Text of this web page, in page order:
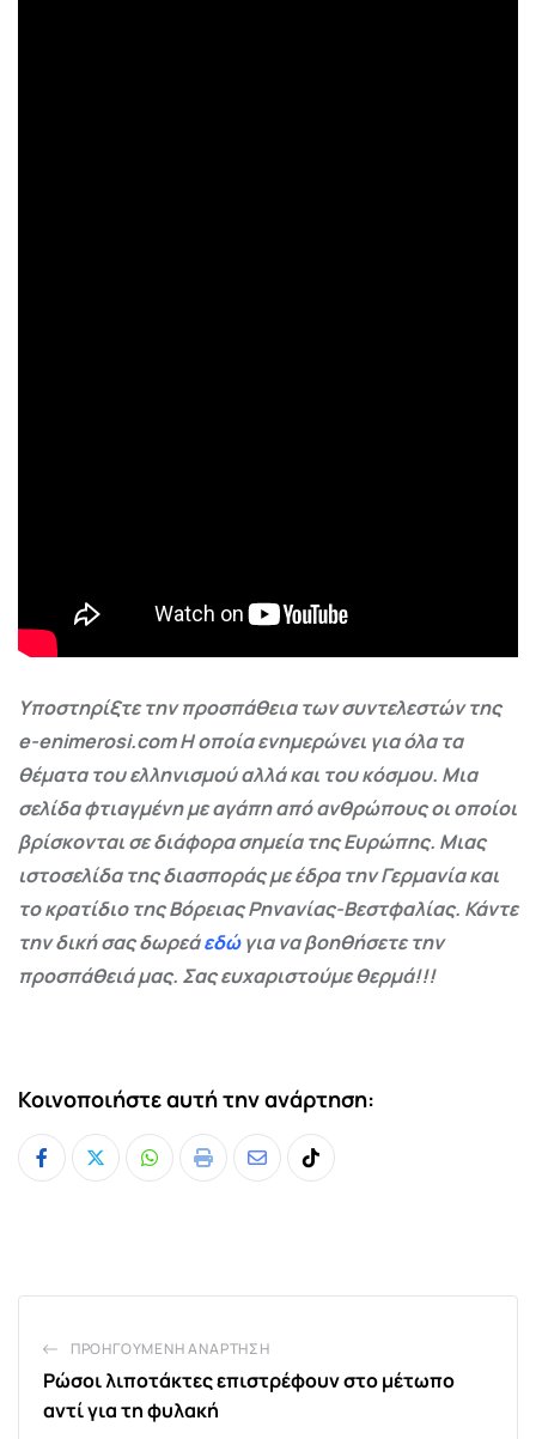
Υποστηρίξτε την προσπάθεια των συντελεστών της
e-enimerosi.com Η οποία ενημερώνει για όλα τα
θέματα του ελληνισμού αλλά και του κόσμου. Μια
σελίδα φτιαγμένη με αγάπη από ανθρώπους οι οποίοι
βρίσκονται σε διάφορα σημεία της Ευρώπης. Μιας
ιστοσελίδα της διασποράς με έδρα την Γερμανία και
το κρατίδιο της Βόρειας Ρηνανίας-Βεστφαλίας. Κάντε
την δική σας δωρεάεδώγια να βοηθήσετε την
προσπάθειά μας. Σας ευχαριστούμε θερμά!!!
Κοινοποιήστε αυτή την ανάρτηση:
Whatsapp
Print
ShareTiktok
ΠΡΟΗΓΟΎΜΕΝΗ ΑΝΆΡΤΗΣΗ
Ρώσοι λιποτάκτες επιστρέφουν στο μέτωπο
αντί για τη φυλακή